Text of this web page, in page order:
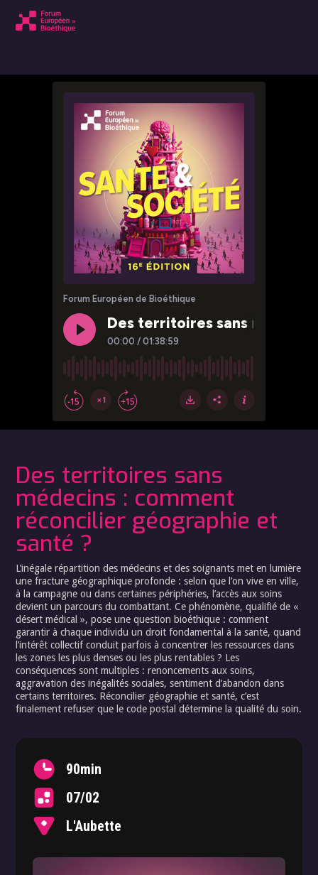
Des territoires sans
médecins : comment
réconcilier géographie et
santé ?
L’inégale répartition des médecins et des soignants met en lumière
une fracture géographique profonde : selon que l’on vive en ville,
à la campagne ou dans certaines périphéries, l’accès aux soins
devient un parcours du combattant. Ce phénomène, qualifié de «
désert médical », pose une question bioéthique : comment
garantir à chaque individu un droit fondamental à la santé, quand
l’intérêt collectif conduit parfois à concentrer les ressources dans
les zones les plus denses ou les plus rentables ? Les
conséquences sont multiples : renoncements aux soins,
aggravation des inégalités sociales, sentiment d’abandon dans
certains territoires. Réconcilier géographie et santé, c’est
finalement refuser que le code postal détermine la qualité du soin.
90min
07/02
L'Aubette